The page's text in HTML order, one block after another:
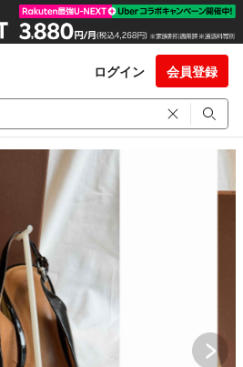
ログイン 会員登録